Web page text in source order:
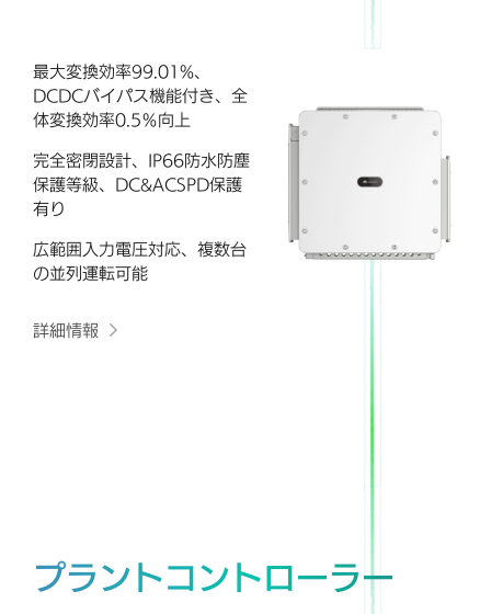
最大変換効率99.01%、
DCDCバイパス機能付き、全
体変換効率0.5％向上
完全密閉設計、IP66防水防塵
保護等級、DC&ACSPD保護
有り
広範囲入力電圧対応、複数台
の並列運転可能
詳細情報
プラントコントローラー